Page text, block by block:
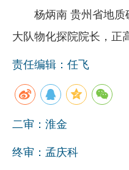
杨炳南 贵州省地
大队物化探院院长，正
责任编辑：任飞
二审：淮金
终审：孟庆科